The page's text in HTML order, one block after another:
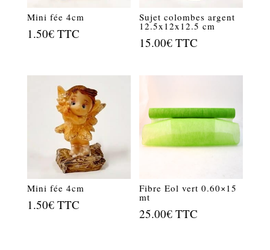
Mini fée 4cm
1.50€ TTC
Sujet colombes argent
12.5x12x12.5 cm
15.00€ TTC
Mini fée 4cm
1.50€ TTC
Fibre Eol vert 0.60×15
mt
25.00€ TTC